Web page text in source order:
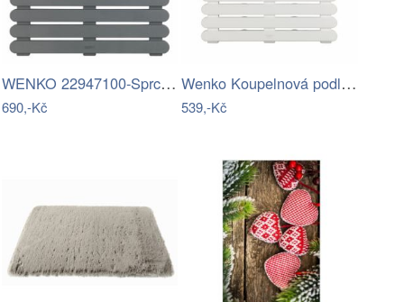
WENKO 22947100-Sprchová podložka INDOOR…
690,-Kč
Wenko Koupelnová podložka do sprchy…
539,-Kč